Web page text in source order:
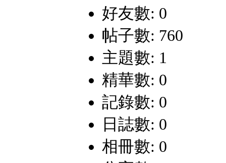
好友數: 0
帖子數: 760
主題數: 1
精華數: 0
記錄數: 0
日誌數: 0
相冊數: 0